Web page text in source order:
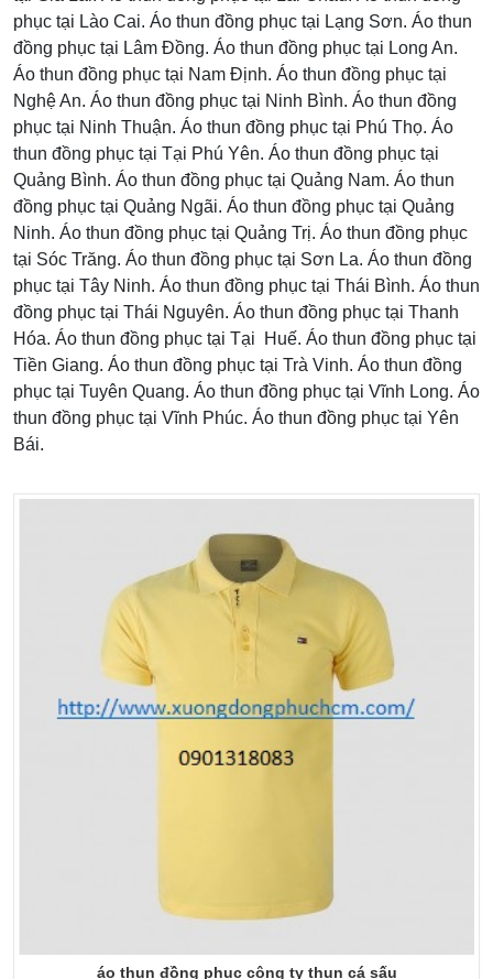
phục tại Lào Cai. Áo thun đồng phục tại Lạng Sơn. Áo thun
đồng phục tại Lâm Đồng. Áo thun đồng phục tại Long An.
Áo thun đồng phục tại Nam Định. Áo thun đồng phục tại
Nghệ An. Áo thun đồng phục tại Ninh Bình. Áo thun đồng
phục tại Ninh Thuận. Áo thun đồng phục tại Phú Thọ. Áo
thun đồng phục tại Tại Phú Yên. Áo thun đồng phục tại
Quảng Bình. Áo thun đồng phục tại Quảng Nam. Áo thun
đồng phục tại Quảng Ngãi. Áo thun đồng phục tại Quảng
Ninh. Áo thun đồng phục tại Quảng Trị. Áo thun đồng phục
tại Sóc Trăng. Áo thun đồng phục tại Sơn La. Áo thun đồng
phục tại Tây Ninh. Áo thun đồng phục tại Thái Bình. Áo thun
đồng phục tại Thái Nguyên. Áo thun đồng phục tại Thanh
Hóa. Áo thun đồng phục tại Tại Huế. Áo thun đồng phục tại
Tiền Giang. Áo thun đồng phục tại Trà Vinh. Áo thun đồng
phục tại Tuyên Quang. Áo thun đồng phục tại Vĩnh Long. Áo
thun đồng phục tại Vĩnh Phúc. Áo thun đồng phục tại Yên
Bái.
áo thun đồng phục công ty thun cá sấu